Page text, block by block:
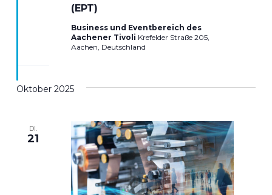
(EPT)
Business und Eventbereich des
Aachener Tivoli Krefelder Straße 205,
Aachen, Deutschland
Oktober 2025
DI.
21